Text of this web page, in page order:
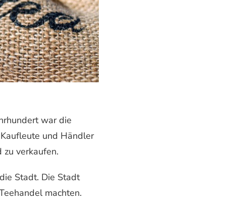
war die
und Händler
verkaufen.
Stadt. Die Stadt
machten.